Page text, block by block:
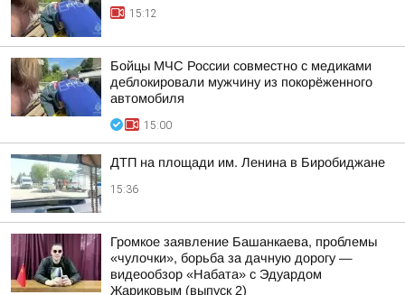
15:12
Бойцы МЧС России совместно с медиками
деблокировали мужчину из покорёженного
автомобиля
15:00
ДТП на площади им. Ленина в Биробиджане
15:36
Громкое заявление Башанкаева, проблемы
«чулочки», борьба за дачную дорогу —
видеообзор «Набата» с Эдуардом
Жариковым (выпуск 2)